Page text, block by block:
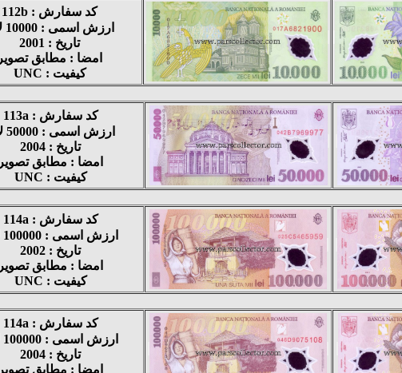
کد سفارش : 112b
ارزش اسمی : 10000 لای
تاریخ : 2001
امضا : مطابق تصویر
کیفیت : UNC
کد سفارش : 113a
ارزش اسمی : 50000 لای
تاریخ : 2004
امضا : مطابق تصویر
کیفیت : UNC
کد سفارش : 114a
ارزش اسمی : 100000 لای
تاریخ : 2002
امضا : مطابق تصویر
کیفیت : UNC
کد سفارش : 114a
ارزش اسمی : 100000 لای
تاریخ : 2004
امضا : مطابق تصویر